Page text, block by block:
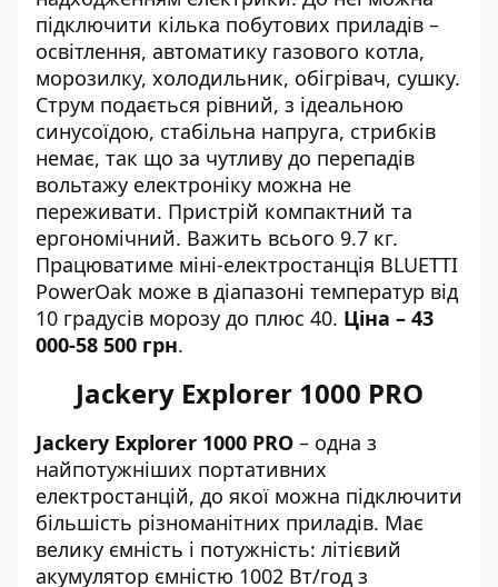
підключити кілька побутових приладів –
освітлення, автоматику газового котла,
морозилку, холодильник, обігрівач, сушку.
Струм подається рівний, з ідеальною
синусоїдою, стабільна напруга, стрибків
немає, так що за чутливу до перепадів
вольтажу електроніку можна не
переживати. Пристрій компактний та
ергономічний. Важить всього 9.7 кг.
Працюватиме міні-електростанція BLUETTI
PowerOak може в діапазоні температур від
10 градусів морозу до плюс 40. Ціна – 43
000-58 500 грн.
Jackery Explorer 1000 PRO
Jackery Explorer 1000 PRO – одна з
найпотужніших портативних
електростанцій, до якої можна підключити
більшість різноманітних приладів. Має
велику ємність і потужність: літієвий
акумулятор ємністю 1002 Вт/год з